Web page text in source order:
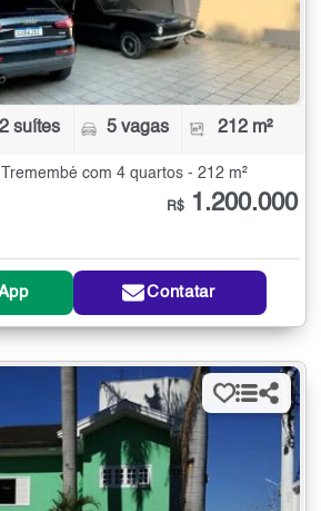
2 suítes 5 vagas 212 m²
com 4 quartos - 212 m²
R$ 1.200.000
Contatar